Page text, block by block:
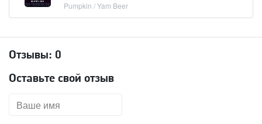
Pumpkin / Yam Beer
Отзывы: 0
Оставьте свой отзыв